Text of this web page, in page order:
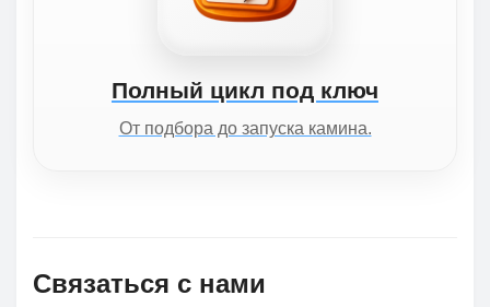
Полный цикл под ключ
От подбора до запуска камина.
Связаться с нами